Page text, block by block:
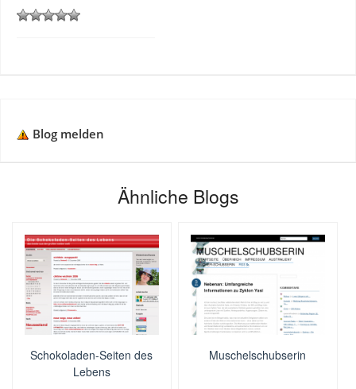
Blog melden
Ähnliche Blogs
Schokoladen-Seiten des
Lebens
Muschelschubserin